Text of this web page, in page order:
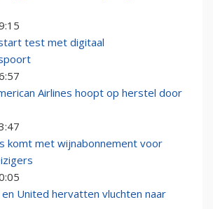
test met digitaal
Airlines hoopt op herstel door
komt met wijnabonnement voor
United hervatten vluchten naar